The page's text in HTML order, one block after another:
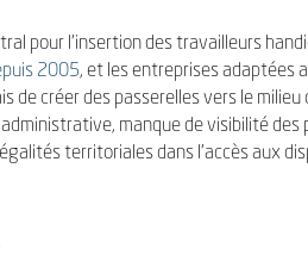
pour l’insertion des travailleurs
2005, et les entreprises adaptées
de créer des passerelles vers le
manque de visibilité des
territoriales dans l’accès aux